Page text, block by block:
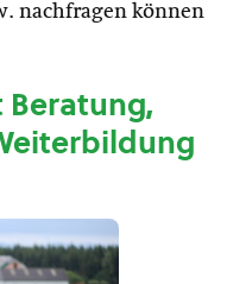
nachfragen können